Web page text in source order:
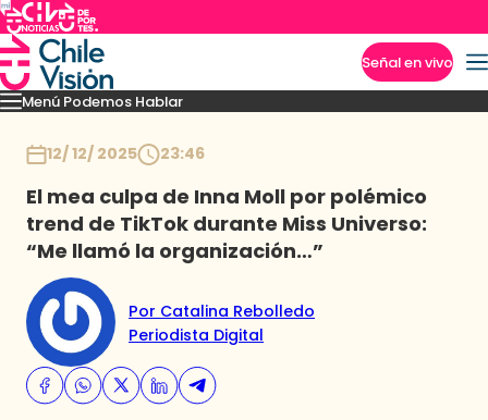
Señal en vivo
Menú Podemos Hablar
Temporada 8 Momentos Novedades Temporadas anteriores
12/ 12/ 2025 23:46
El mea culpa de Inna Moll por polémico
trend de TikTok durante Miss Universo:
“Me llamó la organización…”
Por Catalina Rebolledo
Periodista Digital
Imperdibles